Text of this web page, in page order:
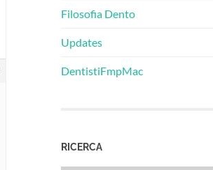
Filosofia Dento
Updates
DentistiFmpMac
RICERCA